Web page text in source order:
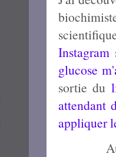
Instagram
glucose
sortie du
attendant
appliquer